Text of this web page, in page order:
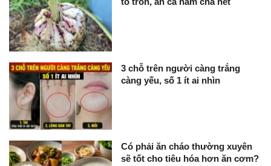
3 chỗ trên người càng trắng
càng yếu, số 1 ít ai nhìn
Có phải ăn cháo thường xuyên
sẽ tốt cho tiêu hóa hơn ăn cơm?